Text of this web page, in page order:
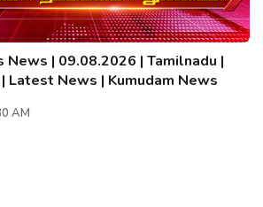
News | 09.08.2026 | Tamilnadu |
Latest News | Kumudam News
AM